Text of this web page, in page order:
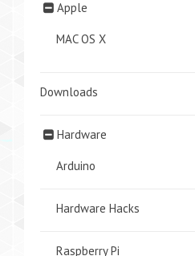
Apple
MAC OS X
Downloads
Hardware
Arduino
Hardware Hacks
Raspberry Pi